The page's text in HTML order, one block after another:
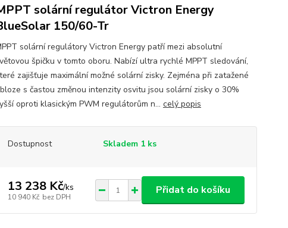
solární regulátor Victron Energy
150/60-Tr
solární regulátory Victron Energy patří mezi absolutní
špičku v tomto oboru. Nabízí ultra rychlé MPPT sledování,
zajišťuje maximální možné solární zisky. Zejména při zatažené
s častou změnou intenzity osvitu jsou solární zisky o 30%
oproti klasickým PWM regulátorům n... celý popis
Dostupnost Skladem 1 ks
13 238 Kč/ks
10 940 Kč bez DPH
Přidat do košíku